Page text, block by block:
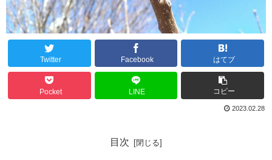
Twitter Facebook はてブ
Pocket LINE コピー
2023.02.28
目次